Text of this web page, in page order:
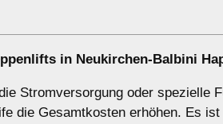
in Neukirchen-Balbini
Stromversorgung oder spezielle
die Gesamtkosten erhöhen. Es